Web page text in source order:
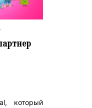
который